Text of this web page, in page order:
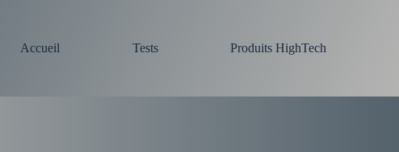
Accueil
Tests Produits HighTech